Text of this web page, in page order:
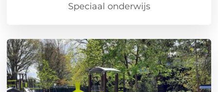
Speciaal onderwijs